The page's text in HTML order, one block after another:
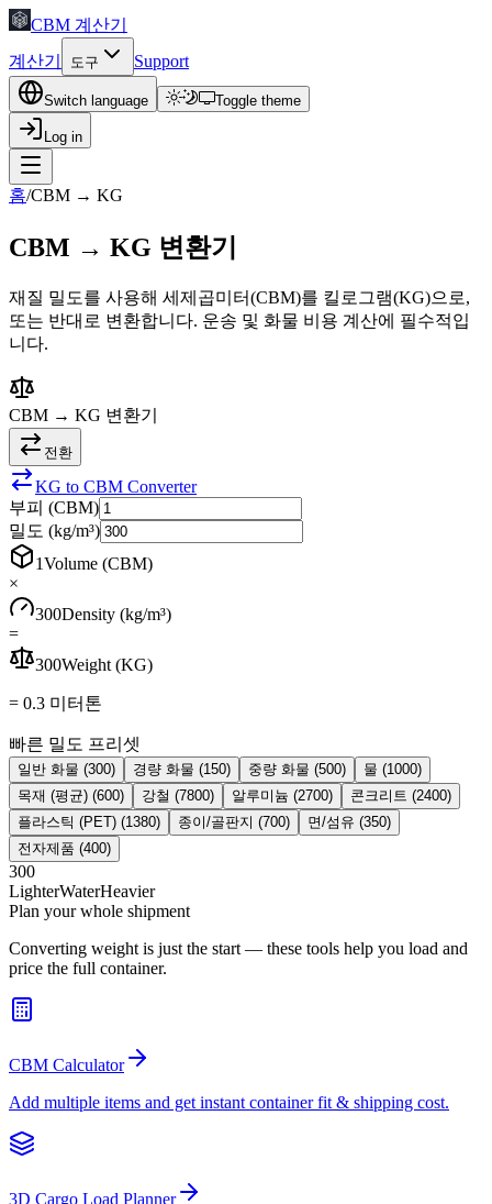
CBM 계산기
계산기
도구 Support
Switch language Toggle theme
Log in
홈/CBM → KG
CBM → KG 변환기
재질 밀도를 사용해 세제곱미터(CBM)를 킬로그램(KG)으로,
또는 반대로 변환합니다. 운송 및 화물 비용 계산에 필수적입
니다.
CBM → KG 변환기
전환
KG to CBM Converter
부피 (CBM)
밀도 (kg/m³)
1Volume (CBM)
×
300Density (kg/m³)
=
300Weight (KG)
= 0.3 미터톤
빠른 밀도 프리셋
일반 화물 (300) 경량 화물 (150) 중량 화물 (500) 물 (1000)
목재 (평균) (600) 강철 (7800) 알루미늄 (2700) 콘크리트 (2400)
플라스틱 (PET) (1380) 종이/골판지 (700) 면/섬유 (350)
전자제품 (400)
300
LighterWaterHeavier
Plan your whole shipment
Converting weight is just the start — these tools help you load and
price the full container.
CBM Calculator
Add multiple items and get instant container fit & shipping cost.
3D Cargo Load Planner